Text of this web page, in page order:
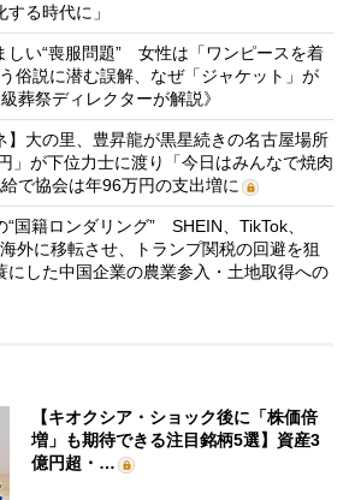
る時代に」
しい“喪服問題” 女性は「ワンピースを着
俗説に潜む誤解、なぜ「ジャケット」が
葬祭ディレクターが解説》
】大の里、豊昇龍が黒星続きの名古屋場所
」が下位力士に渡り「今日はみんなで焼肉
で協会は年96万円の支出増に
国籍ロンダリング” SHEIN、TikTok、
外に移転させ、トランプ関税の回避を狙
した中国企業の農業参入・土地取得への
【キオクシア・ショック後に「株価倍
増」も期待できる注目銘柄5選】資産3
億円超・…